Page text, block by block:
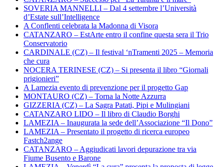
SOVERIA MANNELLI – Dal 4 settembre l’Università
d’Estate sull’Intelligence
A Conflenti celebrata la Madonna di Visora
CATANZARO – EstArte entro il confine questa sera il Trio
Conservatorio
CARDINALE (CZ) – Il festival ‘nTramenti 2025 – Memoria
che cura
NOCERA TERINESE (CZ) – Si presenta il libro “Giornali
prigionieri”
A Lamezia evento di prevenzione per il progetto Gap
MONTAURO (CZ) – Torna la Notte Azzurra
GIZZERIA (CZ) – La Sagra Patati, Pipi e Mulingiani
CATANZARO LIDO – Il libro di Claudio Borghi
LAMEZIA – Inaugurata la sede dell’Associazione “Il Dono”
LAMEZIA – Presentato il progetto di ricerca europeo
Fastch2ange
CATANZARO – Aggiudicati lavori depurazione tra via
Fiume Busento e Barone